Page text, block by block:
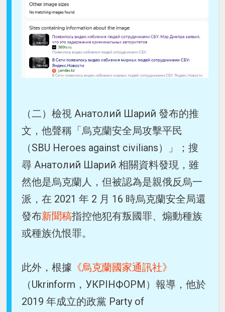
（二）檢視 Анатолий Шарий 發布的推
文，他聲稱「烏克蘭安全局攻擊平民
（SBU Heroes against civilians）」；搜
尋 Анатолий Шарий 相關資料發現，雖
然他是烏克蘭人，但被認為是親俄反烏一
派，在 2021 年 2 月 16 時烏克蘭安全局還
發布新聞稿指控他犯有叛國罪、煽動種族
或種族仇恨罪。
此外，根據 《烏克蘭國家通訊社》
（Ukrinform，УКРІНФОРМ）報導，他於
2019 年成立的政黨 Party of